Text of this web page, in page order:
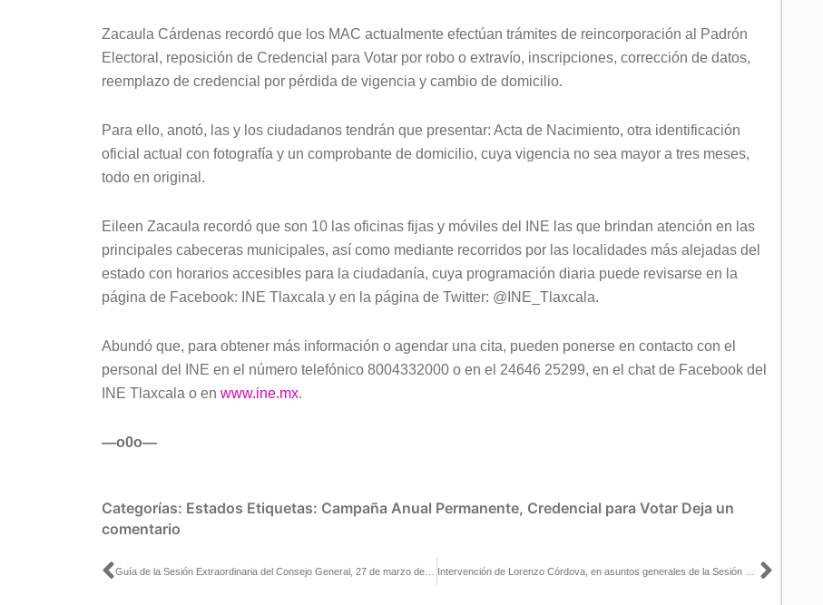
Zacaula Cárdenas recordó que los MAC actualmente efectúan trámites de reincorporación al Padrón
Electoral, reposición de Credencial para Votar por robo o extravío, inscripciones, corrección de datos,
reemplazo de credencial por pérdida de vigencia y cambio de domicilio.
Para ello, anotó, las y los ciudadanos tendrán que presentar: Acta de Nacimiento, otra identificación
oficial actual con fotografía y un comprobante de domicilio, cuya vigencia no sea mayor a tres meses,
todo en original.
Eileen Zacaula recordó que son 10 las oficinas fijas y móviles del INE las que brindan atención en las
principales cabeceras municipales, así como mediante recorridos por las localidades más alejadas del
estado con horarios accesibles para la ciudadanía, cuya programación diaria puede revisarse en la
página de Facebook: INE Tlaxcala y en la página de Twitter: @INE_Tlaxcala.
Abundó que, para obtener más información o agendar una cita, pueden ponerse en contacto con el
personal del INE en el número telefónico 8004332000 o en el 24646 25299, en el chat de Facebook del
INE Tlaxcala o en www.ine.mx.
—o0o—
Categorías: Estados Etiquetas: Campaña Anual Permanente, Credencial para Votar Deja un
comentario
Ant